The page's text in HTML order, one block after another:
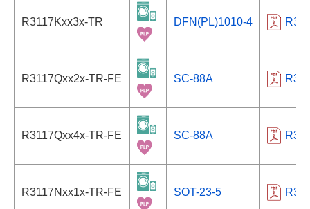
R3117Kxx3x-TR DFN(PL)1010-4
R3117Qxx2x-TR-FE SC-88A
R3117Qxx4x-TR-FE SC-88A
R3117Nxx1x-TR-FE SOT-23-5